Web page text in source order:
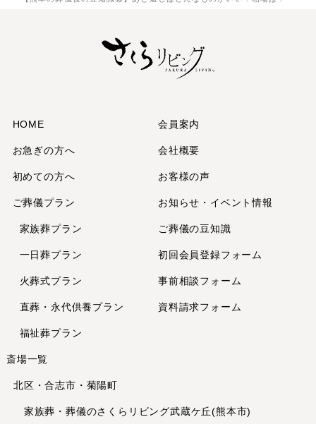
2024年12月
2024年11月
2024年9月
2024年7月
2024年6月
2024年2月
2024年1月
2023年12月
2023年8月
2023年7月
HOME
お急ぎの方へ
初めての方へ
ご葬儀プラン
家族葬プラン
一日葬プラン
火葬式プラン
直葬・永代供養プラン
福祉葬プラン
斎場一覧
北区・合志市・菊陽町
家族葬・葬儀のさくらリビング武蔵ケ丘(熊本市)
会員案内
会社概要
お客様の声
お知らせ・イベント情報
ご葬儀の豆知識
初回会員登録フォーム
事前相談フォーム
資料請求フォーム